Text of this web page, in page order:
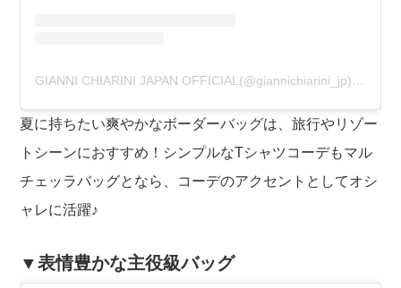
GIANNI CHIARINI JAPAN OFFICIAL(@giannichiarini_jp)がシェアした投稿
夏に持ちたい爽やかなボーダーバッグは、旅行やリゾー
トシーンにおすすめ！シンプルなTシャツコーデもマル
チェッラバッグとなら、コーデのアクセントとしてオシ
ャレに活躍♪
▼表情豊かな主役級バッグ